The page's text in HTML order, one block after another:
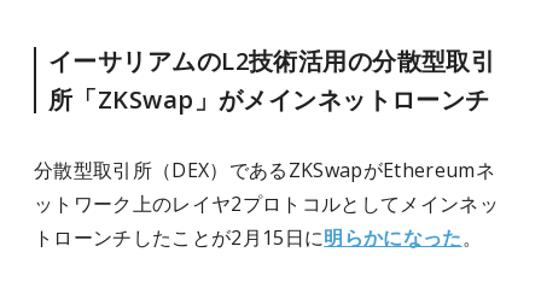
イーサリアムのL2技術活用の分散型取引
所「ZKSwap」がメインネットローンチ
分散型取引所（DEX）であるZKSwapがEthereumネ
ットワーク上のレイヤ2プロトコルとしてメインネッ
トローンチしたことが2月15日に明らかになった。